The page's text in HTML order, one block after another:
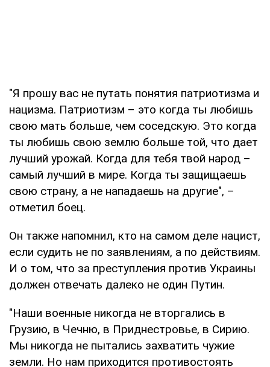
"Я прошу вас не путать понятия патриотизма и
нацизма. Патриотизм – это когда ты любишь
свою мать больше, чем соседскую. Это когда
ты любишь свою землю больше той, что дает
лучший урожай. Когда для тебя твой народ –
самый лучший в мире. Когда ты защищаешь
свою страну, а не нападаешь на другие", –
отметил боец.
Он также напомнил, кто на самом деле нацист,
если судить не по заявлениям, а по действиям.
И о том, что за преступления против Украины
должен отвечать далеко не один Путин.
"Наши военные никогда не вторгались в
Грузию, в Чечню, в Приднестровье, в Сирию.
Мы никогда не пытались захватить чужие
земли. Но нам приходится противостоять